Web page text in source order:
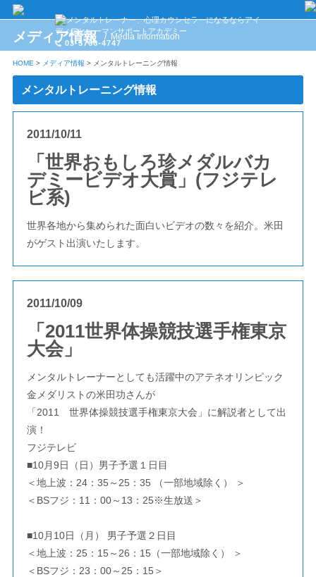
03-5766-4747
メディア情報 Media Information
HOME > メディア情報 > メンタルトレーニング情報
メンタルトレーニング情報
2011/10/11
「世界おもしろ珍メダルバカ
デミービデオ大賞」(フジテレ
ビ系)
世界各地から集められた面白いビデオの数々を紹介。米田
がゲスト出演いたします。
2011/10/09
「2011世界体操競技選手権東京
大会」
メンタルトレーナーとしても活躍中のアテネオリンピック
金メダリストの米田功さんが
「2011 世界体操競技選手権東京大会」に解説者として出
演！
フジテレビ
■10月9日（日）男子予選１日目
＜地上波：24：35～25：35 （一部地域除く） ＞
＜BSフジ：11：00～13：25※生放送＞
■10月10日（月） 男子予選２日目
＜地上波：25：15～26：15（一部地域除く） ＞
＜BSフジ：23：00～25：15＞